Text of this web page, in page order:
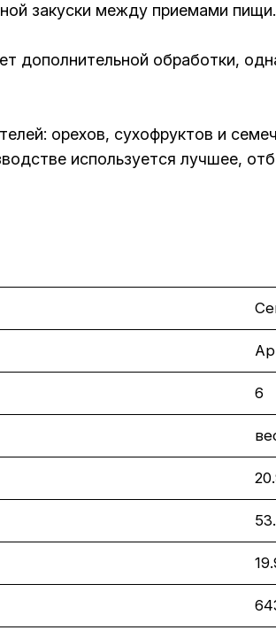
закуски между приемами пищи.
дополнительной обработки,
орехов, сухофруктов и
используется лучшее,
6